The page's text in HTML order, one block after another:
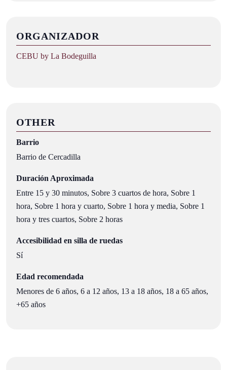
ORGANIZADOR
CEBU by La Bodeguilla
OTHER
Barrio
Barrio de Cercadilla
Duración Aproximada
Entre 15 y 30 minutos, Sobre 3 cuartos de hora, Sobre 1
hora, Sobre 1 hora y cuarto, Sobre 1 hora y media, Sobre 1
hora y tres cuartos, Sobre 2 horas
Accesibilidad en silla de ruedas
Sí
Edad recomendada
Menores de 6 años, 6 a 12 años, 13 a 18 años, 18 a 65 años,
+65 años